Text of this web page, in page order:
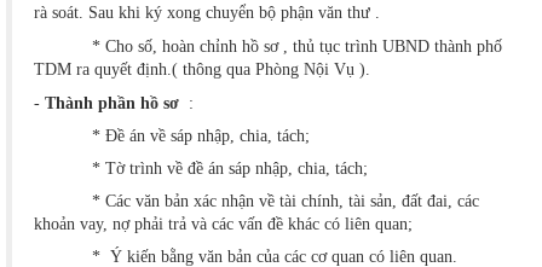
rà soát. Sau khi ký xong chuyển bộ phận văn thư .
* Cho số, hoàn chỉnh hồ sơ , thủ tục trình UBND thành phố
TDM ra quyết định.( thông qua Phòng Nội Vụ ).
- Thành phần hồ sơ :
* Đề án về sáp nhập, chia, tách;
* Tờ trình về đề án sáp nhập, chia, tách;
* Các văn bản xác nhận về tài chính, tài sản, đất đai, các
khoản vay, nợ phải trả và các vấn đề khác có liên quan;
* Ý kiến bằng văn bản của các cơ quan có liên quan